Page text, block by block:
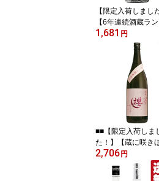
【限定入荷しまし
【6年連続酒蔵ラ
グ五つ星記念！ど
とした濃醇な旨辛
蓬莱 蔵元の隠
プレミアム 吟醸
1,681 円
■■【限定入荷しま
た！】【蔵に咲き
さくらの花びらか
した「櫻さくら酵
使用！】 櫻の
2,706 円